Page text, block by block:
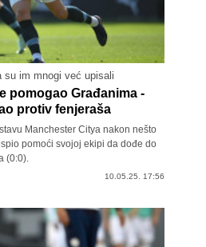
su im mnogi već upisali
pomogao Građanima -
protiv fenjeraša
Manchester Citya nakon nešto
pomoći svojoj ekipi da dođe do
(0:0).
10.05.25. 17:56